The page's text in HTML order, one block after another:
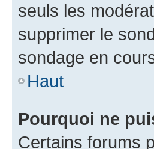
seuls les
supprimer le
sondage en
Haut
Pourquoi ne
Certains forums